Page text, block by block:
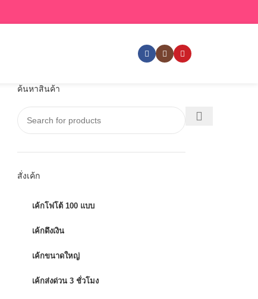
ค้นหาสินค้า
สั่งเค้ก
เค้กโฟโต้ 100 แบบ
เค้กดึงเงิน
เค้กขนาดใหญ่
เค้กส่งด่วน 3 ชั่วโมง